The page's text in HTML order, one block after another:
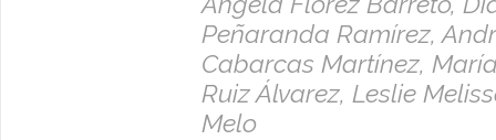
Peñaranda Ramírez,
Cabarcas Martínez,
Ruiz Álvarez, Leslie
Melo